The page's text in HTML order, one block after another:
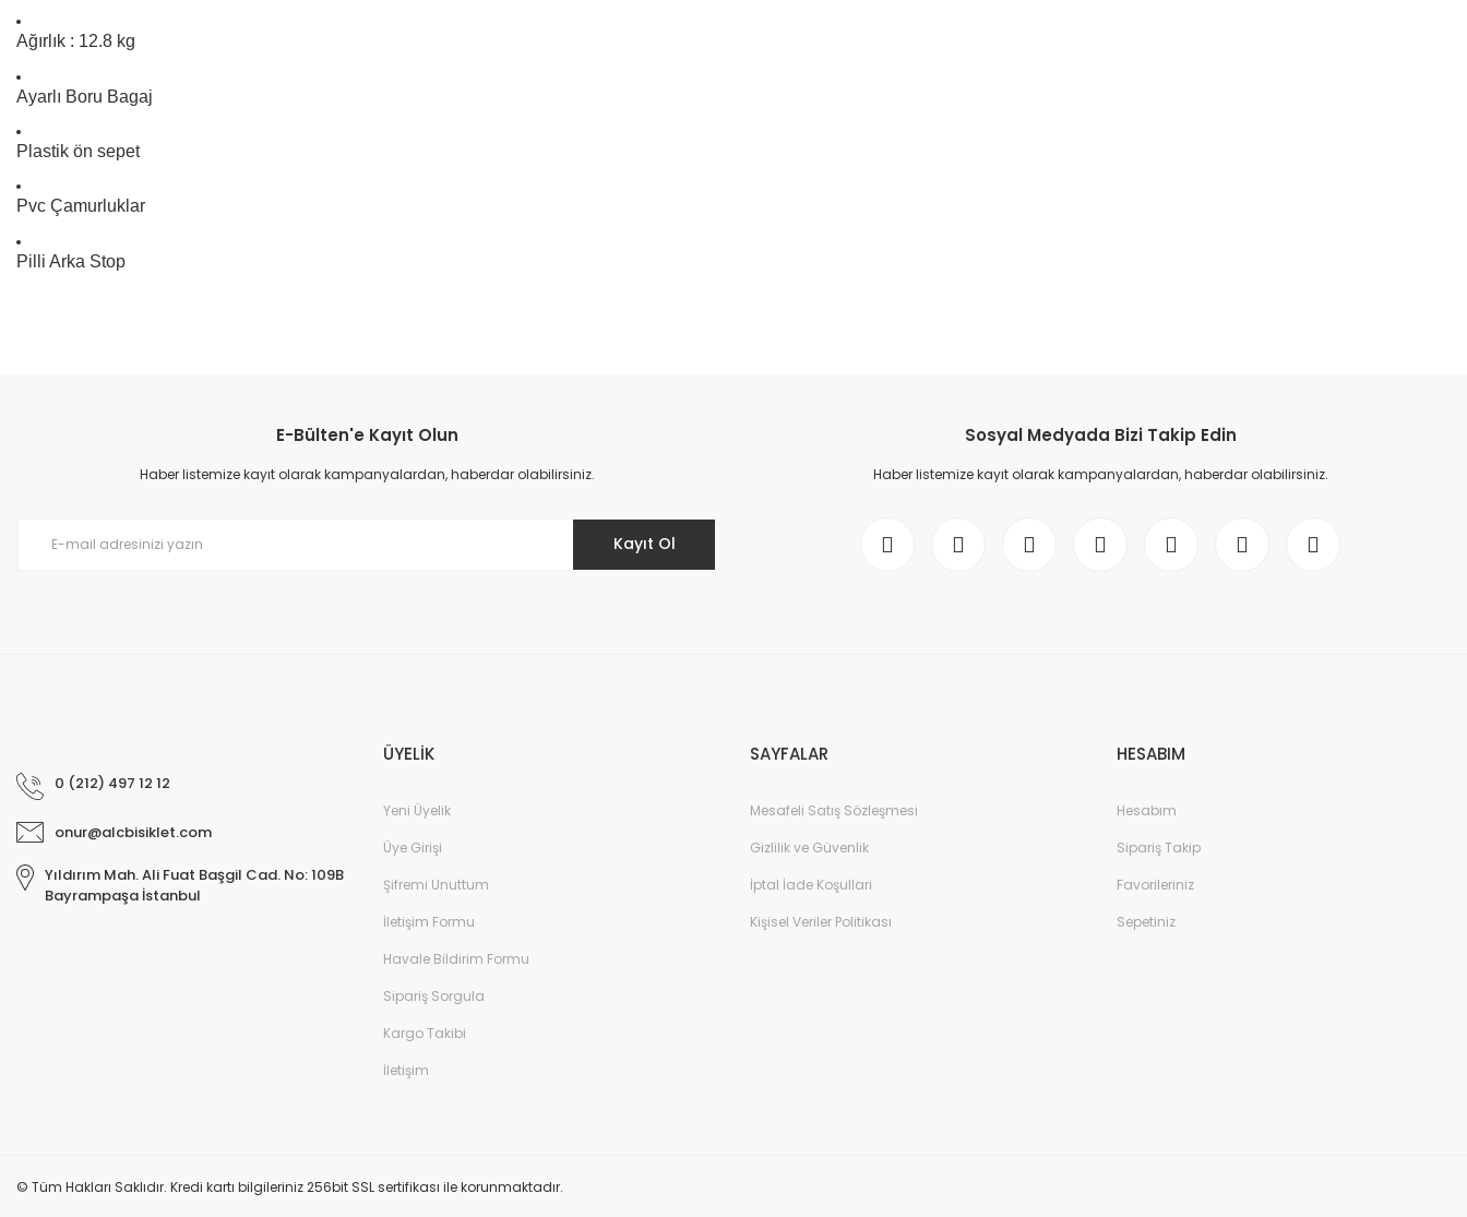
Ağırlık : 12.8 kg
Ayarlı Boru Bagaj
Plastik ön sepet
Pvc Çamurluklar
Pilli Arka Stop
Ürün resmi kalitesiz, bozuk veya görüntülenemiyor.
Ürün açıklamasında eksik bilgiler bulunuyor.
E-Bülten'e Kayıt Olun
Haber listemize kayıt olarak kampanyalardan, haberdar olabilirsiniz.
Kayıt Ol
Sosyal Medyada Bizi Takip Edin
Haber listemize kayıt olarak kampanyalardan, haberdar olabilirsiniz.
0 (212) 497 12 12
onur@alcbisiklet.com
Yıldırım Mah. Ali Fuat Başgil Cad. No: 109B
Bayrampaşa İstanbul
ÜYELİK
Yeni Üyelik
Üye Girişi
Şifremi Unuttum
İletişim Formu
Havale Bildirim Formu
Sipariş Sorgula
Kargo Takibi
İletişim
SAYFALAR
Mesafeli Satış Sözleşmesi
Gizlilik ve Güvenlik
İptal İade Koşullari
Kişisel Veriler Politikası
HESABIM
Hesabım
Sipariş Takip
Favorileriniz
Sepetiniz
© Tüm Hakları Saklıdır. Kredi kartı bilgileriniz 256bit SSL sertifikası ile korunmaktadır.